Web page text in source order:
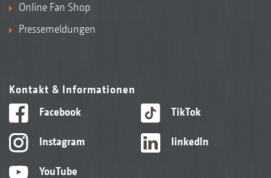
Online Fan Shop
Pressemeldungen
Kontakt & Informationen
Facebook
Instagram
YouTube
TikTok
linkedIn